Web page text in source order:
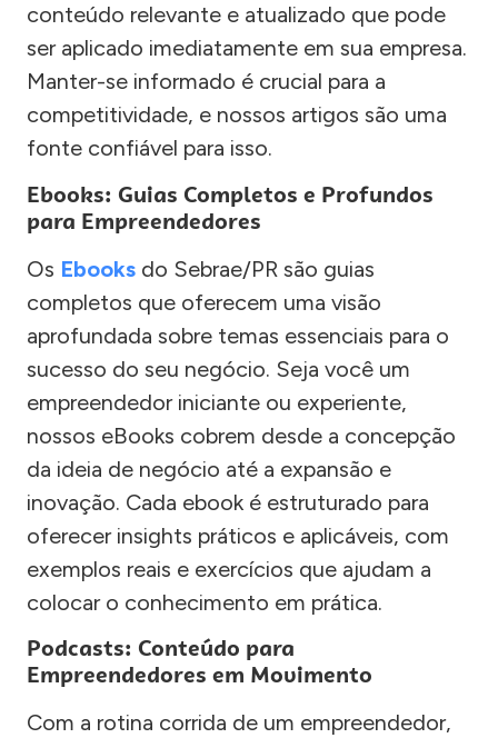
conteúdo relevante e atualizado que pode
ser aplicado imediatamente em sua empresa.
Manter-se informado é crucial para a
competitividade, e nossos artigos são uma
fonte confiável para isso.
Ebooks: Guias Completos e Profundos
para Empreendedores
Os Ebooks do Sebrae/PR são guias
completos que oferecem uma visão
aprofundada sobre temas essenciais para o
sucesso do seu negócio. Seja você um
empreendedor iniciante ou experiente,
nossos eBooks cobrem desde a concepção
da ideia de negócio até a expansão e
inovação. Cada ebook é estruturado para
oferecer insights práticos e aplicáveis, com
exemplos reais e exercícios que ajudam a
colocar o conhecimento em prática.
Podcasts: Conteúdo para
Empreendedores em Movimento
Com a rotina corrida de um empreendedor,